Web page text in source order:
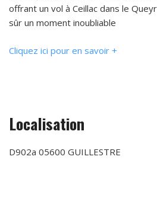
offrant un vol à Ceillac dans le
sûr un moment inoubliable
Cliquez ici pour en savoir +
Localisation
D902a 05600 GUILLESTRE